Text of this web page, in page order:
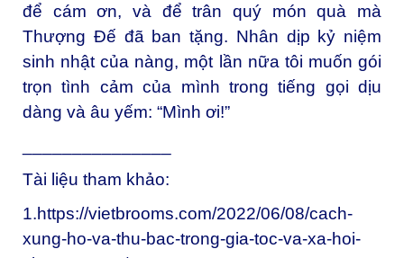
để cám ơn, và để trân quý món quà mà
Thượng Đế đã ban tặng. Nhân dịp kỷ niệm
sinh nhật của nàng, một lần nữa tôi muốn gói
trọn tình cảm của mình trong tiếng gọi dịu
dàng và âu yếm: “Mình ơi!”
Tài liệu tham khảo:
1.https://vietbrooms.com/2022/06/08/cach-
xung-ho-va-thu-bac-trong-gia-toc-va-xa-hoi-